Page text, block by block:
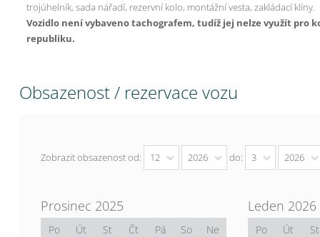
trojúhelník, sada nářadí, rezervní kolo, montážní vesta, zakládací klíny.
Vozidlo není vybaveno tachografem, tudíž jej nelze využít pro
republiku.
Obsazenost / rezervace vozu
Zobrazit obsazenost od: 12 2026 do: 3 2026
Prosinec 2025
Po Út St Čt Pá So
Ne
Leden 2026
Po Út St